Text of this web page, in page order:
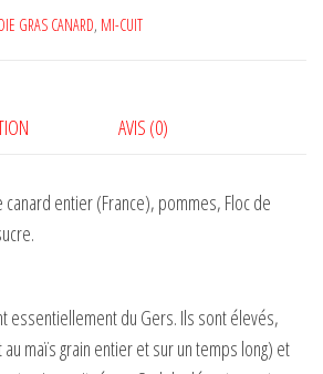
GRAS CANARD, MI-CUIT
AVIS (0)
canard entier (France), pommes, Floc de
essentiellement du Gers. Ils sont élevés,
maïs grain entier et sur un temps long) et